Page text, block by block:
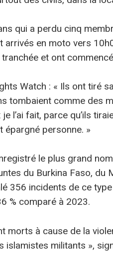
qui a perdu cinq
arrivés en moto vers
et ont
Watch : « Ils ont tiré
tombaient comme des
l’ai fait, parce qu’ils
épargné personne. »
le plus grand
du Burkina Faso, du
356 incidents de ce
% comparé à 2023.
morts à cause de la
islamistes militants »,